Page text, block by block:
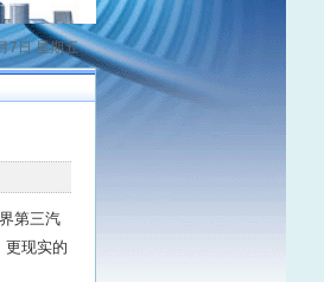
7日 星期五
第三汽
更现实的